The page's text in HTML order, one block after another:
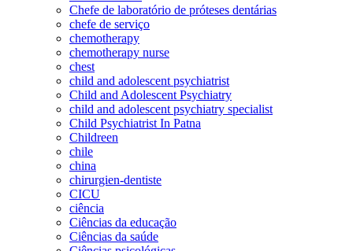
Chefe de laboratório de próteses dentárias
chefe de serviço
chemotherapy
chemotherapy nurse
chest
child and adolescent psychiatrist
Child and Adolescent Psychiatry
child and adolescent psychiatry specialist
Child Psychiatrist In Patna
Childreen
chile
china
chirurgien-dentiste
CICU
ciência
Ciências da educação
Ciências da saúde